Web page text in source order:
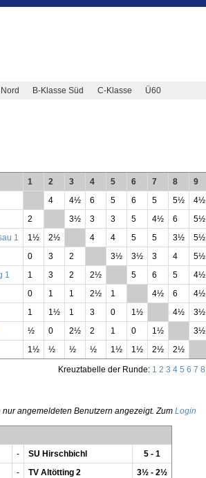
B-Klasse Süd C-Klasse Ü60
1 2 3 4 5 6 7 8 9
4 4½ 6 5 6 5 5½ 4½
2 3½ 3 3 5 4½ 6 5½
1 1½ 2½ 4 4 5 5 3½ 5½
0 3 2 3½ 3½ 3 4 5½
1 1 3 2 2½ 5 6 5 4½
0 1 1 2½ 1 4½ 6 4½
1 1½ 1 3 0 1½ 4½ 3½
½ 0 2½ 2 1 0 1½ 3½
1½ ½ ½ ½ 1½ 1½ 2½ 2½
Kreuztabelle der Runde: 1 2 3 4 5 6 7 8
angemeldeten Benutzern angezeigt. Zum Login
- SU Hirschbichl
5 - 1
- TV Altötting 2
3½ - 2½